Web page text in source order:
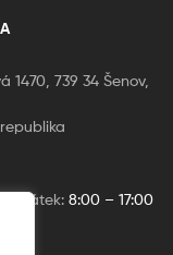
1470, 739 34 Šenov,
– Pátek: 8:00 – 17:00